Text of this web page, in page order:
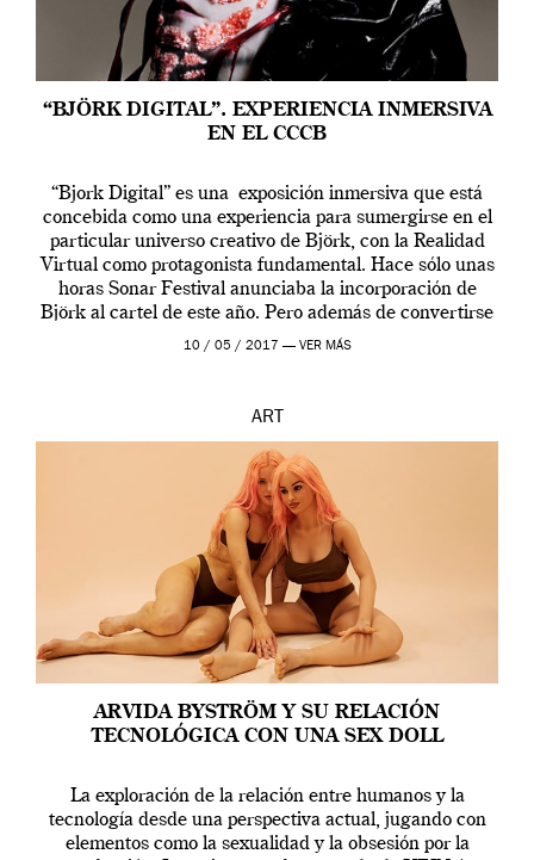
“BJÖRK DIGITAL”. EXPERIENCIA INMERSIVA
EN EL CCCB
“Bjork Digital” es una exposición inmersiva que está
concebida como una experiencia para sumergirse en el
particular universo creativo de Björk, con la Realidad
Virtual como protagonista fundamental. Hace sólo unas
horas Sonar Festival anunciaba la incorporación de
Björk al cartel de este año. Pero además de convertirse
en una de las actuaciones más relevantes […]
10 / 05 / 2017 — VER MÁS
ART
ARVIDA BYSTRÖM Y SU RELACIÓN
TECNOLÓGICA CON UNA SEX DOLL
La exploración de la relación entre humanos y la
tecnología desde una perspectiva actual, jugando con
elementos como la sexualidad y la obsesión por la